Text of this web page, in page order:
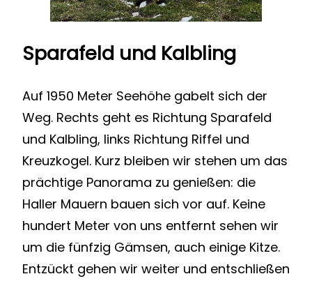
Sparafeld und Kalbling
Auf 1950 Meter Seehöhe gabelt sich der
Weg. Rechts geht es Richtung Sparafeld
und Kalbling, links Richtung Riffel und
Kreuzkogel. Kurz bleiben wir stehen um das
prächtige Panorama zu genießen: die
Haller Mauern bauen sich vor auf. Keine
hundert Meter von uns entfernt sehen wir
um die fünfzig Gämsen, auch einige Kitze.
Entzückt gehen wir weiter und entschließen